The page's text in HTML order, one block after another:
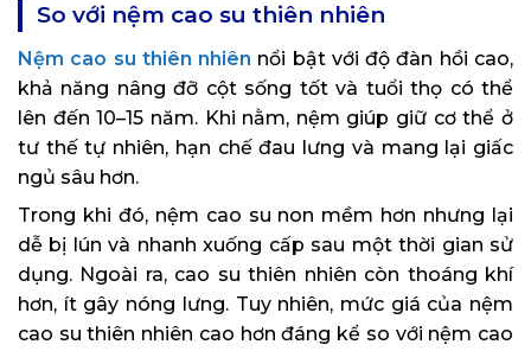
So với nệm cao su thiên nhiên
Nệm cao su thiên nhiên nổi bật với độ đàn hồi cao,
khả năng nâng đỡ cột sống tốt và tuổi thọ có thể
lên đến 10–15 năm. Khi nằm, nệm giúp giữ cơ thể ở
tư thế tự nhiên, hạn chế đau lưng và mang lại giấc
ngủ sâu hơn.
Trong khi đó, nệm cao su non mềm hơn nhưng lại
dễ bị lún và nhanh xuống cấp sau một thời gian sử
dụng. Ngoài ra, cao su thiên nhiên còn thoáng khí
hơn, ít gây nóng lưng. Tuy nhiên, mức giá của nệm
cao su thiên nhiên cao hơn đáng kể so với nệm cao